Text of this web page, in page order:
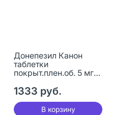
Донепезил Канон
таблетки
покрыт.плен.об. 5 мг
1333 руб.
В корзину